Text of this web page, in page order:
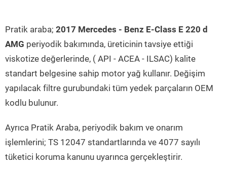
Pratik araba; 2017 Mercedes - Benz E-Class E 220 d
AMG periyodik bakımında, üreticinin tavsiye ettiği
viskotize değerlerinde, ( API - ACEA - ILSAC) kalite
standart belgesine sahip motor yağ kullanır. Değişim
yapılacak filtre gurubundaki tüm yedek parçaların OEM
kodlu bulunur.
Ayrıca Pratik Araba, periyodik bakım ve onarım
işlemlerini; TS 12047 standartlarında ve 4077 sayılı
tüketici koruma kanunu uyarınca gerçekleştirir.